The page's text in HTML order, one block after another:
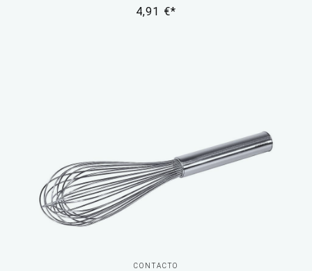
4,91 €*
CONTACTO